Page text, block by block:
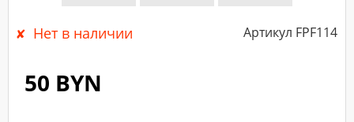
Нет в наличии Артикул FPF114
50 BYN